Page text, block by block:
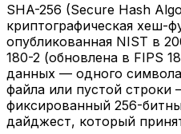
SHA-256 (Secure Hash
криптографическая хеш-
опубликованная NIST в
180-2 (обновлена в FIPS
данных — одного
файла или пустой строки
фиксированный 256-
дайджест, который